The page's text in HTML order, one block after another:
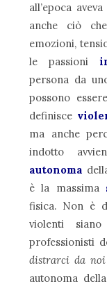
all’epoca
anche ciò
emozioni,
le passioni
persona da
possono
definisce
ma anche
indotto
autonoma
è la massima
fisica. Non è
violenti
professionisti
distrarci da noi
autonoma